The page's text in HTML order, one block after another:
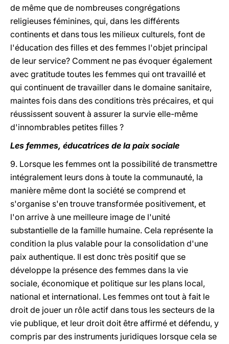
de même que de nombreuses congrégations
religieuses féminines, qui, dans les différents
continents et dans tous les milieux culturels, font de
l'éducation des filles et des femmes l'objet principal
de leur service? Comment ne pas évoquer également
avec gratitude toutes les femmes qui ont travaillé et
qui continuent de travailler dans le domaine sanitaire,
maintes fois dans des conditions très précaires, et qui
réussissent souvent à assurer la survie elle-même
d'innombrables petites filles ?
Les femmes, éducatrices de la paix sociale
9. Lorsque les femmes ont la possibilité de transmettre
intégralement leurs dons à toute la communauté, la
manière même dont la société se comprend et
s'organise s'en trouve transformée positivement, et
l'on arrive à une meilleure image de l'unité
substantielle de la famille humaine. Cela représente la
condition la plus valable pour la consolidation d'une
paix authentique. Il est donc très positif que se
développe la présence des femmes dans la vie
sociale, économique et politique sur les plans local,
national et international. Les femmes ont tout à fait le
droit de jouer un rôle actif dans tous les secteurs de la
vie publique, et leur droit doit être affirmé et défendu, y
compris par des instruments juridiques lorsque cela se